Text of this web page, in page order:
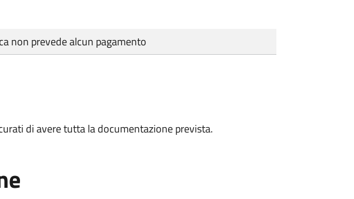
non prevede alcun pagamento
di avere tutta la documentazione prevista.